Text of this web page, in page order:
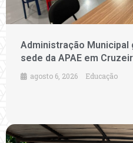
Administração Municipal
sede da APAE em
agosto 6, 2026 Educação